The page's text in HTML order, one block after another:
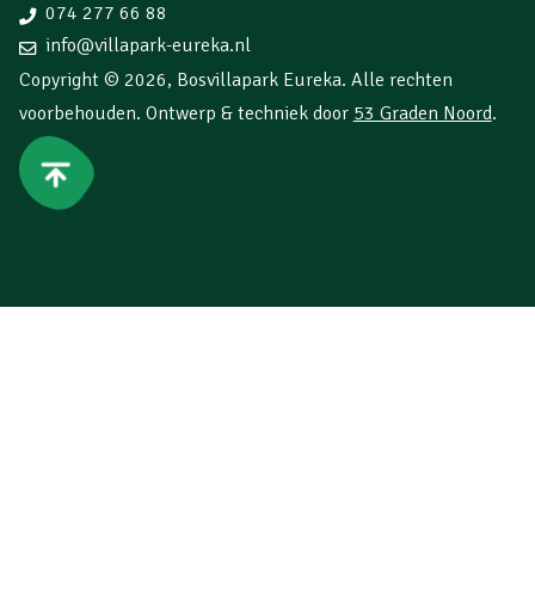
074 277 66 88
info@villapark-eureka.nl
Copyright © 2026, Bosvillapark Eureka. Alle rechten
voorbehouden. Ontwerp & techniek door 53 Graden Noord.